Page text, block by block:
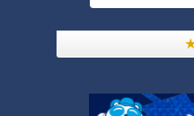
近藤の魅力「野武士